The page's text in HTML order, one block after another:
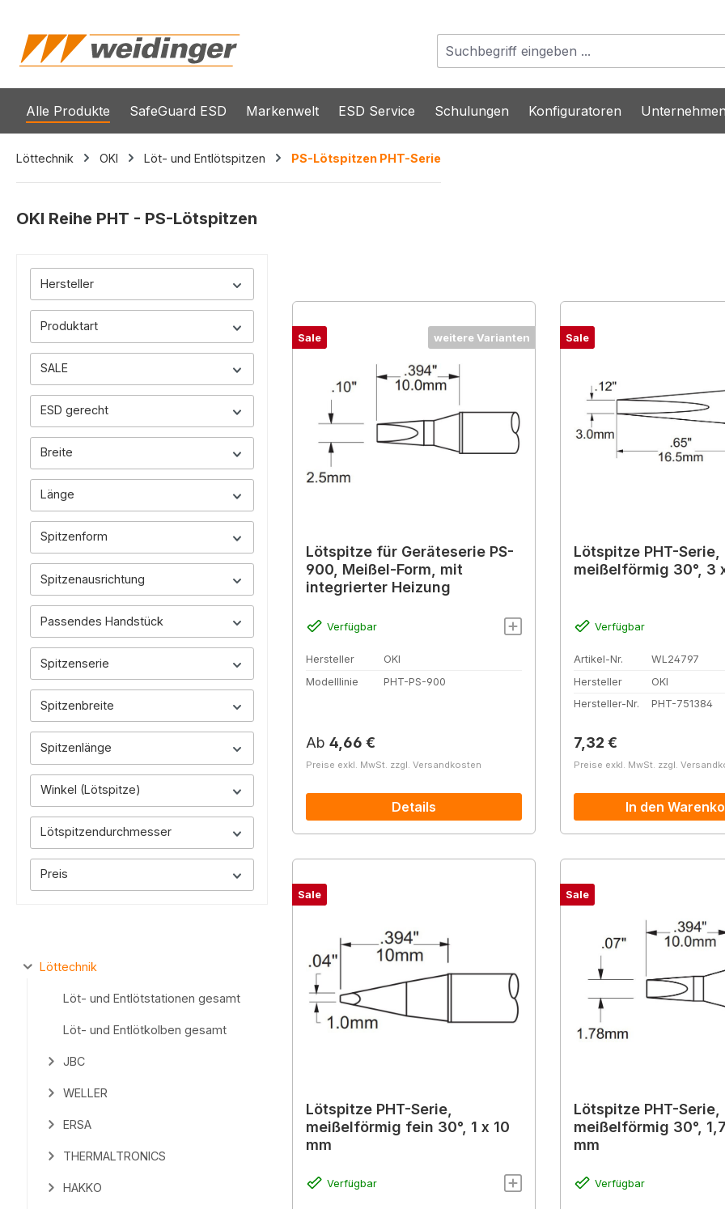
Alle Produkte SafeGuard ESD Markenwelt ESD Service Schulungen Konfiguratoren Unternehmen
Löttechnik OKI Löt- und Entlötspitzen PS-Lötspitzen PHT-Serie
OKI Reihe PHT - PS-Lötspitzen
Hersteller
Produktart
SALE
ESD gerecht
Breite
Länge
Spitzenform
Spitzenausrichtung
Passendes Handstück
Spitzenserie
Spitzenbreite
Spitzenlänge
Winkel (Lötspitze)
Lötspitzendurchmesser
Preis
Löttechnik
Löt- und Entlötstationen gesamt
Löt- und Entlötkolben gesamt
JBC
WELLER
ERSA
THERMALTRONICS
HAKKO
weitere Varianten
Sale
Lötspitze für Geräteserie PS-
900, Meißel-Form, mit
integrierter Heizung
Verfügbar
Hersteller
OKI
Modelllinie
PHT-PS-900
Regulärer Preis:
Ab 4,66 €
Preise exkl. MwSt. zzgl. Versandkosten
Details
Sale
Lötspitze PHT-Serie,
meißelförmig 30°, 3
Verfügbar
Artikel-Nr.
WL24797
Hersteller
OKI
Hersteller-Nr.
PHT-751384
Regulärer Preis:
7,32 €
Preise exkl. MwSt. zzgl.
In den
Sale
Lötspitze PHT-Serie,
meißelförmig fein 30°, 1 x 10
mm
Verfügbar
Sale
Lötspitze PHT-Serie,
meißelförmig 30°,
mm
Verfügbar